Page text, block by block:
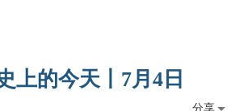
上的今天丨7月4日
分享